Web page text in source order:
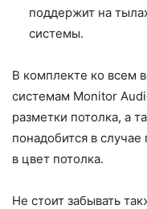
поддержит на
системы.
В комплекте ко всем
системам Monitor
разметки потолка, а
понадобится в
в цвет потолка.
Не стоит забывать